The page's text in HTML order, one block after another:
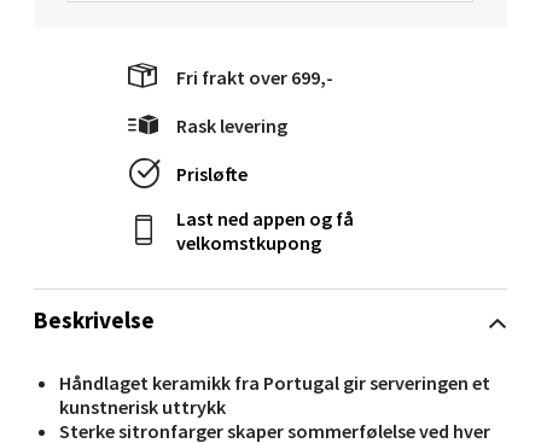
Beskrivelse
Håndlaget keramikk fra Portugal gir serveringen et
kunstnerisk uttrykk
Sterke sitronfarger skaper sommerfølelse ved hver
Fri frakt over 699,-
Rask levering
Prisløfte
Last ned appen og få
velkomstkupong
0 i butikk
Bolagsgata 1, 8514 Narvik
0 i butikk